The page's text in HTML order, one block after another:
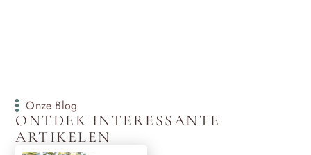
Onze Blog
ONTDEK INTERESSANTE
ARTIKELEN